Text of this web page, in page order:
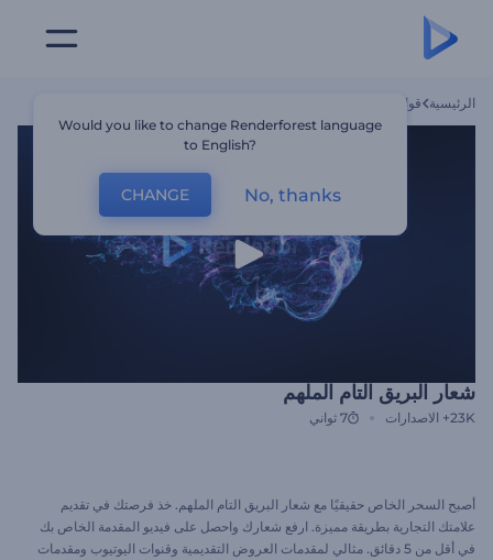
الرئيسية قوالب
شعار البريق التام الملهم
23K+ الاصدارات 7 ثواني
أصبح السحر الخاص حقيقيًا مع شعار البريق التام الملهم. خذ فرصتك في تقديم
علامتك التجارية بطريقة مميزة. ارفع شعارك واحصل على فيديو المقدمة الخاص بك
في أقل من 5 دقائق. مثالي لمقدمات العروض التقديمية وقنوات اليوتيوب ومقدمات
Would you like to change Renderforest language
to English?
CHANGE No, thanks